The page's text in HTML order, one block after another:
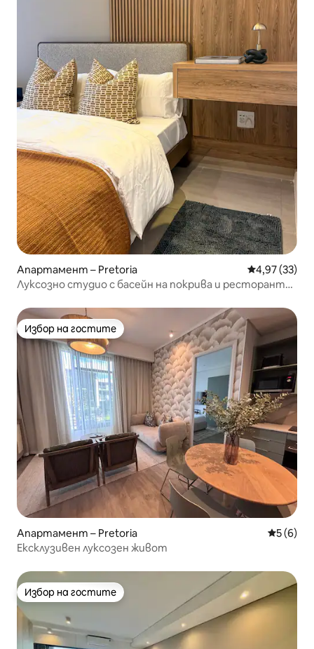
Апартамент – Pretoria Средна
4,97 (33)
Луксозно студио с басейн на покрива и ресторант
Избор на гостите
Избор на гостите
Апартамент – Pretoria Средна
5 (6)
Ексклузивен луксозен живот
Избор на гостите
Избор на гостите